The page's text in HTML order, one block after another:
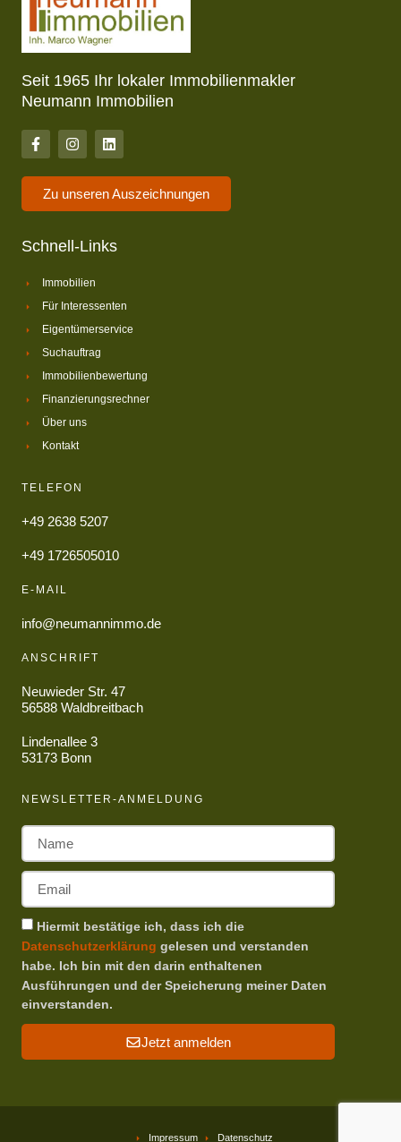
Seit 1965 Ihr lokaler Immobilienmakler
Neumann Immobilien
Zu unseren Auszeichnungen
Schnell-Links
Immobilien
Für Interessenten
Eigentümerservice
Suchauftrag
Immobilienbewertung
Finanzierungsrechner
Über uns
Kontakt
TELEFON
+49 2638 5207
+49 1726505010
E-MAIL
info@neumannimmo.de
ANSCHRIFT
Neuwieder Str. 47
56588 Waldbreitbach
Lindenallee 3
53173 Bonn
NEWSLETTER-ANMELDUNG
Hiermit bestätige ich, dass ich die
Datenschutzerklärung gelesen und verstanden
habe. Ich bin mit den darin enthaltenen
Ausführungen und der Speicherung meiner Daten
einverstanden.
Jetzt anmelden
Impressum Datenschutz